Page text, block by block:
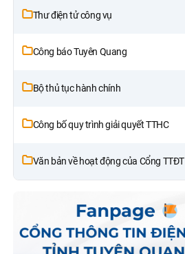
Thư điện tử công vụ
Công báo Tuyên Quang
Bộ thủ tục hành chính
Công bố quy trình giải quyết TTHC
Văn bản về hoạt động của Cổng TTĐT